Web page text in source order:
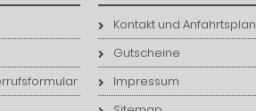
Kontakt und Anfahrtsplan
Gutscheine
Impressum